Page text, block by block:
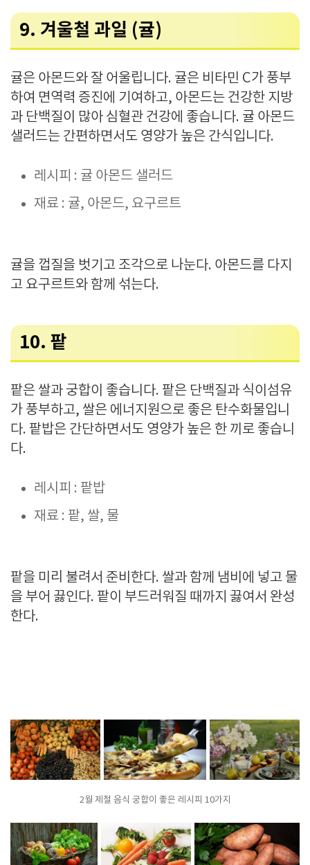
9. 겨울철 과일 (귤)
귤은 아몬드와 잘 어울립니다. 귤은 비타민 C가 풍부
하여 면역력 증진에 기여하고, 아몬드는 건강한 지방
과 단백질이 많아 심혈관 건강에 좋습니다. 귤 아몬드
샐러드는 간편하면서도 영양가 높은 간식입니다.
레시피 : 귤 아몬드 샐러드
재료 : 귤, 아몬드, 요구르트
귤을 껍질을 벗기고 조각으로 나눈다. 아몬드를 다지
고 요구르트와 함께 섞는다.
10. 팥
팥은 쌀과 궁합이 좋습니다. 팥은 단백질과 식이섬유
가 풍부하고, 쌀은 에너지원으로 좋은 탄수화물입니
다. 팥밥은 간단하면서도 영양가 높은 한 끼로 좋습니
다.
레시피 : 팥밥
재료 : 팥, 쌀, 물
팥을 미리 불려서 준비한다. 쌀과 함께 냄비에 넣고 물
을 부어 끓인다. 팥이 부드러워질 때까지 끓여서 완성
한다.
2월 제철 음식 궁합이 좋은 레시피 10가지